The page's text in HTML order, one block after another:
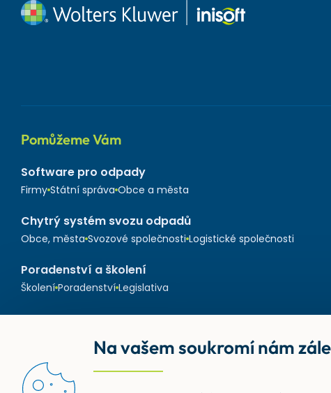
Pomůžeme Vám
Software pro odpady
Firmy Státní správa Obce a města
Chytrý systém svozu odpadů
Obce, města Svozové společnosti Logistické společnosti
Poradenství a školení
Školení Poradenství Legislativa
Na vašem soukromí nám